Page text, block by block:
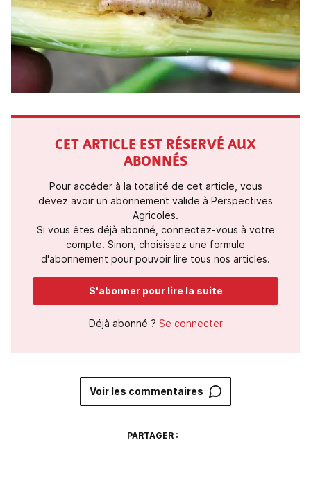
CET ARTICLE EST RÉSERVÉ AUX
ABONNÉS
Pour accéder à la totalité de cet article, vous
devez avoir un abonnement valide à Perspectives
Agricoles.
Si vous êtes déjà abonné, connectez-vous à votre
compte. Sinon, choisissez une formule
d'abonnement pour pouvoir lire tous nos articles.
S'abonner pour lire la suite
Déjà abonné ? Se connecter
Voir les commentaires
PARTAGER :